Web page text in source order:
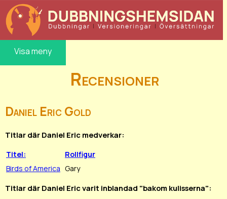
Visa meny
Recensioner
Daniel Eric Gold
Titlar där Daniel Eric medverkar:
Titel:
Rollfigur
Birds of America Gary
Titlar där Daniel Eric varit inblandad "bakom kulisserna":